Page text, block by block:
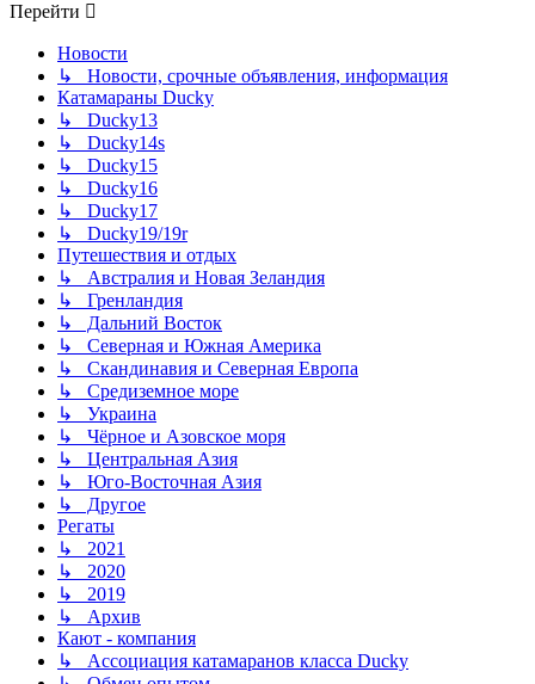
Перейти
Новости
↳ Новости, срочные объявления, информация
Катамараны Ducky
↳ Ducky13
↳ Ducky14s
↳ Ducky15
↳ Ducky16
↳ Ducky17
↳ Ducky19/19r
Путешествия и отдых
↳ Австралия и Новая Зеландия
↳ Гренландия
↳ Дальний Восток
↳ Северная и Южная Америка
↳ Скандинавия и Северная Европа
↳ Средиземное море
↳ Украина
↳ Чёрное и Азовское моря
↳ Центральная Азия
↳ Юго-Восточная Азия
↳ Другое
Регаты
↳ 2021
↳ 2020
↳ 2019
↳ Архив
Кают - компания
↳ Ассоциация катамаранов класса Ducky